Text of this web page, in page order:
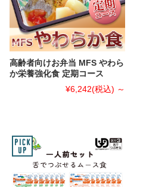
高齢者向けお弁当 MFS やわら
か栄養強化食 定期コース
¥6,242(税込) ～